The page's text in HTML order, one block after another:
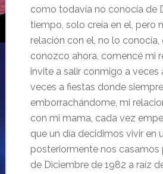
como todavía no conocía de
tiempo, solo creía en el, pero
relación con el, no lo
conozco ahora, comencé mi
invite a salir conmigo a veces
veces a fiestas donde
emborrachándome, mi
con mi mama, cada vez
que un día decidimos vivir en
posteriormente nos casamos
de Diciembre de 1982 araíz